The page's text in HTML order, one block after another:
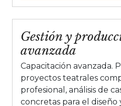
Gestión y
avanzada
Capacitación avanzada.
proyectos teatrales
profesional, análisis de
concretas para el diseño